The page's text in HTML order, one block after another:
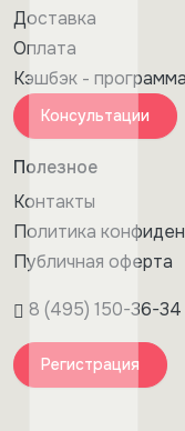
Доставка
Оплата
Кэшбэк -
Консультации
Полезное
Контакты
Политика
Публичная оферта
8 (495) 150-36-34
Регистрация